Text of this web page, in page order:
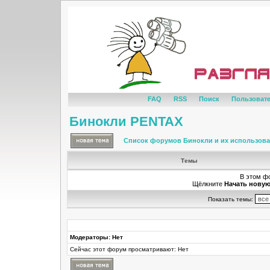
FAQ RSS Поиск
Бинокли PENTAX
Список форумов Бинокли и их
Темы
В этом
Щёлкните Начать
Показать темы:
Модераторы: Нет
Сейчас этот форум просматривают: Нет